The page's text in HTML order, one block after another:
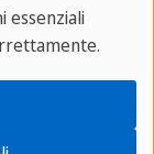
per
delle
tu
essenziali